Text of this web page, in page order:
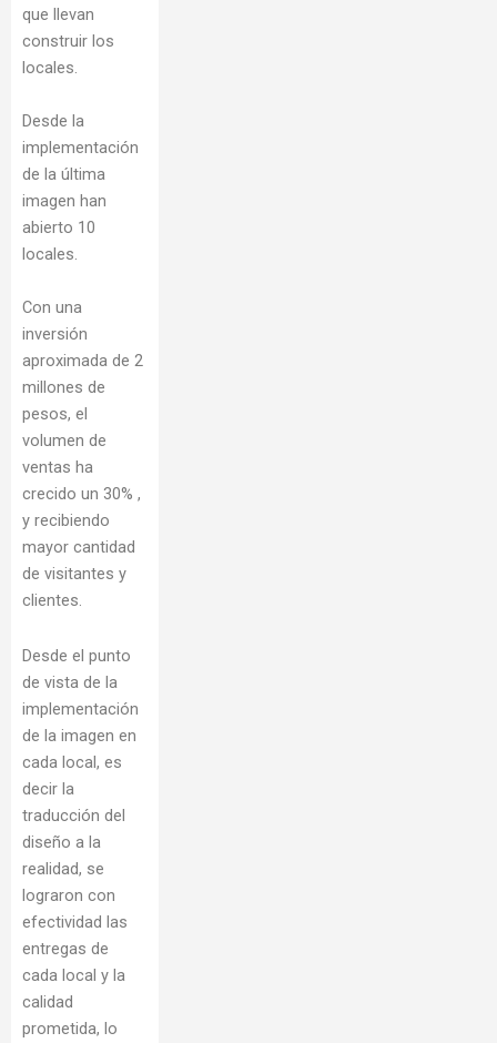
que llevan
construir los
locales.
Desde la
implementación
de la última
imagen han
abierto 10
locales.
Con una
inversión
aproximada de 2
millones de
pesos, el
volumen de
ventas ha
crecido un 30% ,
y recibiendo
mayor cantidad
de visitantes y
clientes.
Desde el punto
de vista de la
implementación
de la imagen en
cada local, es
decir la
traducción del
diseño a la
realidad, se
lograron con
efectividad las
entregas de
cada local y la
calidad
prometida, lo